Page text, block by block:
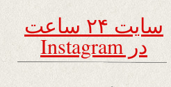
سایت ۲۴ ساعت
در Instagram